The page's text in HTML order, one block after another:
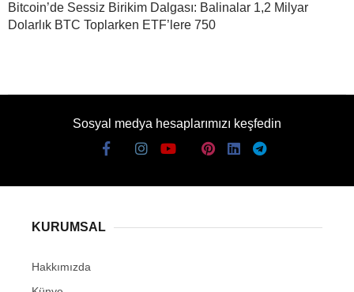
Bitcoin’de Sessiz Birikim Dalgası: Balinalar 1,2 Milyar
Dolarlık BTC Toplarken ETF’lere 750
Sosyal medya hesaplarımızı keşfedin
KURUMSAL
Hakkımızda